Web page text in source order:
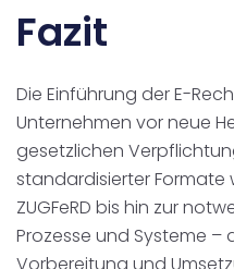
Fazit
Die Einführung der E-
Unternehmen vor neue
gesetzlichen
standardisierter Formate
ZUGFeRD bis hin zur
Prozesse und Systeme –
Vorbereitung und